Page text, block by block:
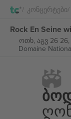
Კონცერტები
ოთხ, აგვ 26 26,
Domaine